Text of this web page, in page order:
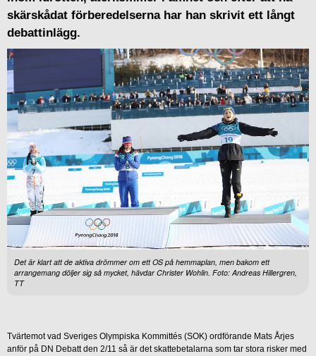
skärskådat förberedelserna har han skrivit ett långt
debattinlägg.
Det är klart att de aktiva drömmer om ett OS på hemmaplan, men bakom ett
arrangemang döljer sig så mycket, hävdar Christer Wohlin. Foto: Andreas Hillergren,
TT
Tvärtemot vad Sveriges Olympiska Kommittés (SOK) ordförande Mats Årjes
anför på DN Debatt den 2/11 så är det skattebetalarna som tar stora risker med